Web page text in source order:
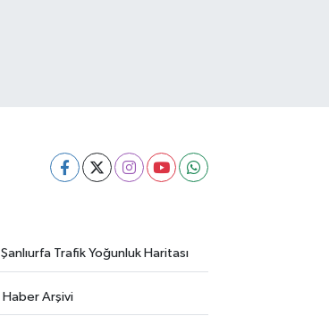
Şanlıurfa Trafik Yoğunluk Haritası
Haber Arşivi